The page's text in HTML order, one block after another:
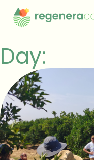
Day: